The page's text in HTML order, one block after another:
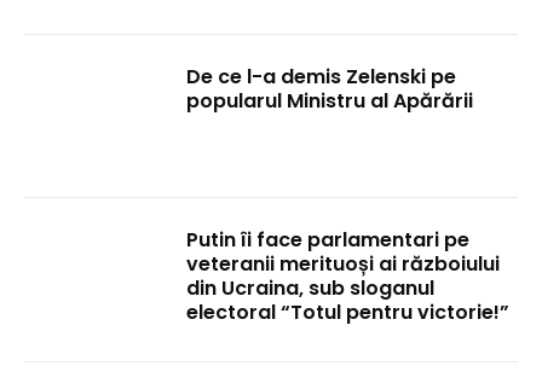
De ce l-a demis Zelenski pe
popularul Ministru al Apărării
Putin îi face parlamentari pe
veteranii merituoși ai războiului
din Ucraina, sub sloganul
electoral “Totul pentru victorie!”